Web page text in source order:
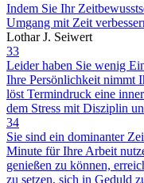
Indem Sie Ihr
Umgang mit Zeit
Lothar J. Seiwert
33
Leider haben Sie wenig
Ihre Persönlichkeit nimmt
löst Termindruck eine
dem Stress mit Disziplin
34
Sie sind ein dominanter
Minute für Ihre Arbeit
genießen zu können,
zu setzen, sich in Geduld